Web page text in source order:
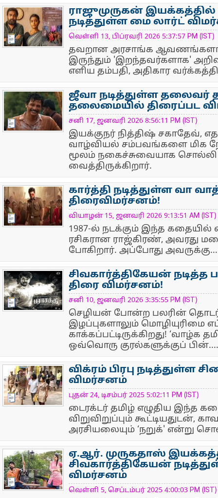
NewsIcon
ராஜுமுருகன் இயக்கத்தில்
நடித்துள்ள மை லார்ட்
வெள்ளி 13, பிப்ரவரி 2026 5:37:57 PM (IST)
தவறான அரசாங்க
இருந்தும் 'இறந்தவர்களாக'
எளிய தம்பதி, அதிகார
NewsIcon
ஜீவா நடித்துள்ள தலைவர்
தலைமையில் திரைப்பட
சனி 17, ஜனவரி 2026 8:56:11 PM (IST)
இயக்குநர் நித்திஷ் சகாதேவ்,
வாழ்வியல் சம்பவங்களை மிக
மூலம் நகைச்சுவையாக சொல்லி
வைத்திருக்கிறார்.
NewsIcon
கார்த்தி நடித்துள்ள வா
திரைவிமர்சனம்!
வியாழன் 15, ஜனவரி 2026 9:13:51 AM (IST)
1987-ல் நடக்கும் இந்த கதையில்
ரசிகரான ராஜ்கிரண், அவரது
போகிறார். அப்போது அவருக்கு...
NewsIcon
சிவகார்த்திகேயன் நடித்த
திரை விமர்சனம்!
சனி 10, ஜனவரி 2026 3:35:55 PM (IST)
செழியன் போன்ற பலரின்
இழப்புகளாலும் மொழியுரிமை
காக்கப்பட்டிருக்கிறது! ‘வாழ்க
ஒவ்வொரு குரல்களுக்குப் பின்....
NewsIcon
விக்ரம் பிரபு நடித்துள்ள
விமர்சனம்
புதன் 24, டிசம்பர் 2025 5:02:11 PM (IST)
டைரக்டர் தமிழ் எழுதிய இந்த
விறுவிறுப்பும் கூட்டியதுடன்,
அரசியலையும் ‘நறுக்' என்று
NewsIcon
ஏ.ஆர். முருகதாஸ்
சிவகார்த்திகேயன்
விமர்சனம்
வெள்ளி 5, செப்டம்பர் 2025 4:00:03 PM (IST)